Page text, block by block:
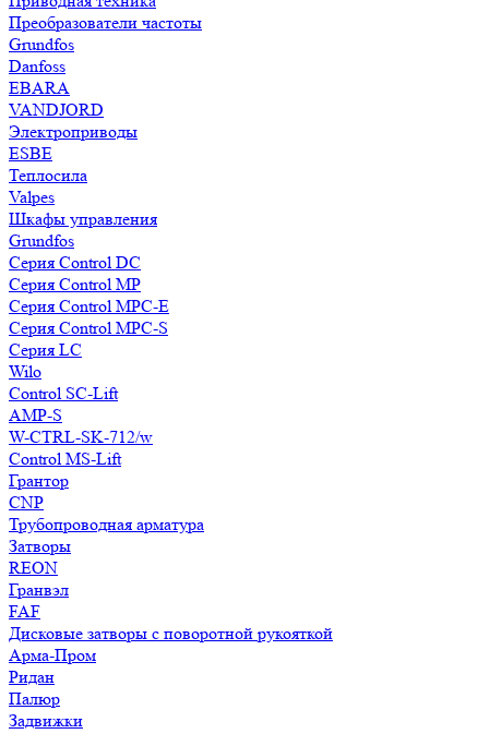
Преобразователи частоты
Grundfos
Danfoss
EBARA
VANDJORD
Электроприводы
ESBE
Теплосила
Valpes
Шкафы управления
Grundfos
Серия Control DC
Серия Control MP
Серия Control MPC-E
Серия Control MPC-S
Серия LC
Wilo
Control SC-Lift
AMP-S
W-CTRL-SK-712/w
Control MS-Lift
Грантор
CNP
Трубопроводная арматура
Затворы
REON
Гранвэл
FAF
Дисковые затворы с поворотной рукояткой
Арма-Пром
Ридан
Палюр
Задвижки